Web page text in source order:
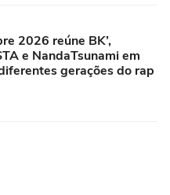
2026 reúne BK’,
e NandaTsunami em
gerações do rap